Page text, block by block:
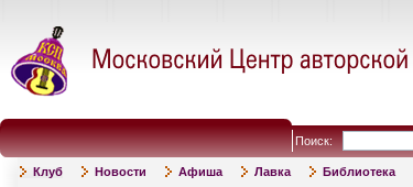
Поиск:
Клуб Новости Афиша Лавка Библиотека